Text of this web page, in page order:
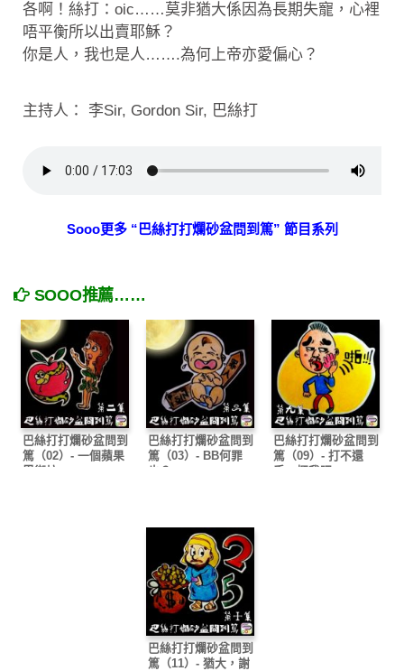
各啊！絲打：oic……莫非猶大係因為長期失寵，心裡
唔平衡所以出賣耶穌？
你是人，我也是人…….為何上帝亦愛偏心？
主持人： 李Sir, Gordon Sir, 巴絲打
Sooo更多 “巴絲打打爛砂盆問到篤” 節目系列
SOOO推薦……
巴絲打打爛砂盆問到
篤（02）- 一個蘋果
累街坊
巴絲打打爛砂盆問到
篤（03）- BB何罪
也？
巴絲打打爛砂盆問到
篤（09）- 打不還
手，摑我吧
巴絲打打爛砂盆問到
篤（11）- 猶大，謝